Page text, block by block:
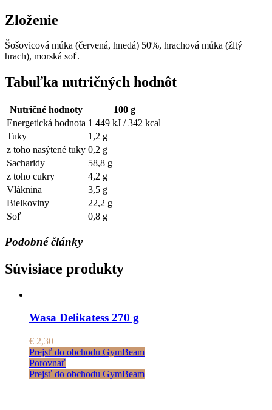
Zloženie
Šošovicová múka (červená, hnedá) 50%, hrachová múka (žltý
hrach), morská soľ.
Tabuľka nutričných hodnôt
Nutričné hodnoty
100 g
Energetická hodnota 1 449 kJ / 342 kcal
Tuky
1,2 g
z toho nasýtené tuky 0,2 g
Sacharidy
58,8 g
z toho cukry
4,2 g
Vláknina
3,5 g
Bielkoviny
22,2 g
Soľ
0,8 g
Podobné články
Súvisiace produkty
Wasa Delikatess 270 g
€ 2,30
Prejsť do obchodu GymBeam
Porovnať
Prejsť do obchodu GymBeam